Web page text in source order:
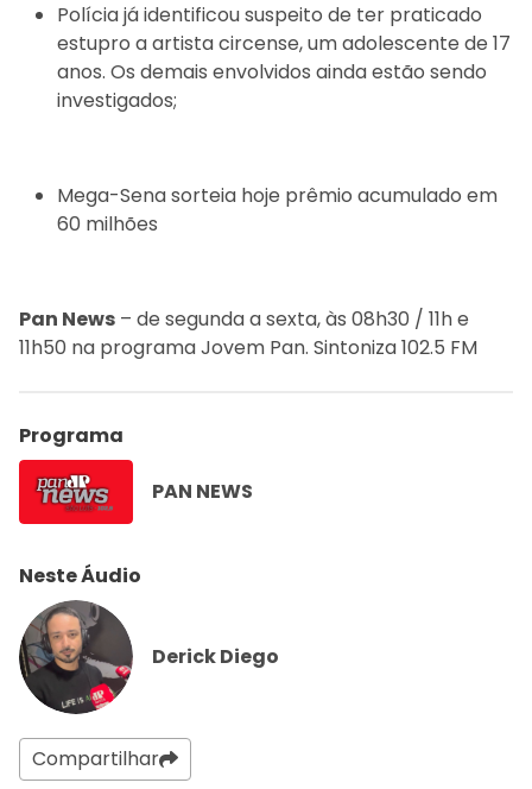
Polícia já identificou suspeito de ter praticado
estupro a artista circense, um adolescente de 17
anos. Os demais envolvidos ainda estão sendo
investigados;
Mega-Sena sorteia hoje prêmio acumulado em
60 milhões
Pan News – de segunda a sexta, às 08h30 / 11h e
11h50 na programa Jovem Pan. Sintoniza 102.5 FM
Programa
PAN NEWS
Neste Áudio
Derick Diego
Compartilhar